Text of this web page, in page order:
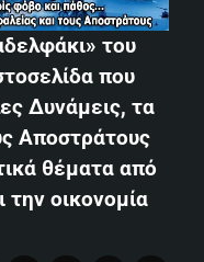
του
που
Δυνάμεις, τα
Αποστράτους
θέματα από
την οικονομία